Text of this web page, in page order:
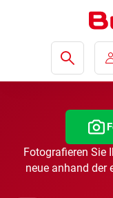
Fotografieren Sie
neue anhand der